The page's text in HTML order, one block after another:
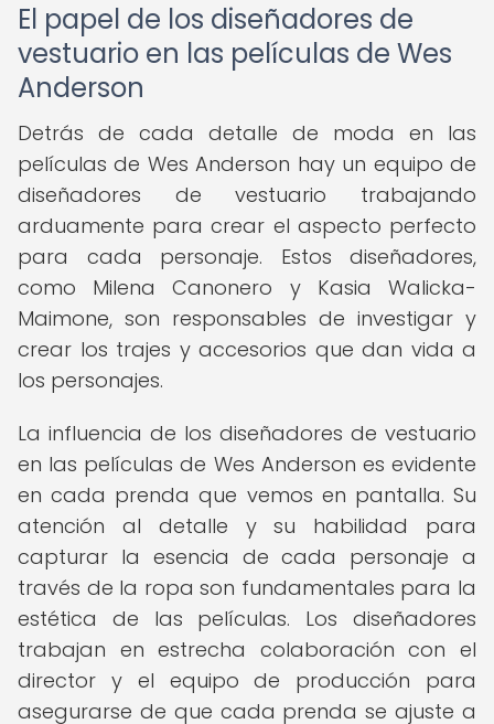
El papel de los diseñadores de
vestuario en las películas de Wes
Anderson
Detrás de cada detalle de moda en las
películas de Wes Anderson hay un equipo de
diseñadores de vestuario trabajando
arduamente para crear el aspecto perfecto
para cada personaje. Estos diseñadores,
como Milena Canonero y Kasia Walicka-
Maimone, son responsables de investigar y
crear los trajes y accesorios que dan vida a
los personajes.
La influencia de los diseñadores de vestuario
en las películas de Wes Anderson es evidente
en cada prenda que vemos en pantalla. Su
atención al detalle y su habilidad para
capturar la esencia de cada personaje a
través de la ropa son fundamentales para la
estética de las películas. Los diseñadores
trabajan en estrecha colaboración con el
director y el equipo de producción para
asegurarse de que cada prenda se ajuste a